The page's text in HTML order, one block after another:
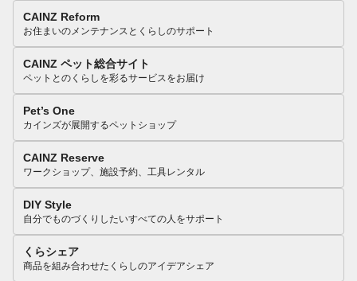
CAINZ Reform
お住まいのメンテナンスとくらしのサポート
CAINZ ペット総合サイト
ペットとのくらしを彩るサービスをお届け
Pet’s One
カインズが展開するペットショップ
CAINZ Reserve
ワークショップ、施設予約、工具レンタル
DIY Style
自分でものづくりしたいすべての人をサポート
くらシェア
商品を組み合わせたくらしのアイデアシェア